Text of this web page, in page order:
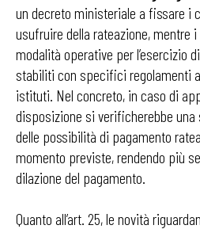
un decreto ministeriale a fissare i
usufruire della rateazione, mentre
modalità operative per l’esercizio
stabiliti con specifici regolamenti
istituti. Nel concreto, in caso di
disposizione si verificherebbe
delle possibilità di pagamento
momento previste, rendendo più
dilazione del pagamento.
Quanto all’art. 25, le novità